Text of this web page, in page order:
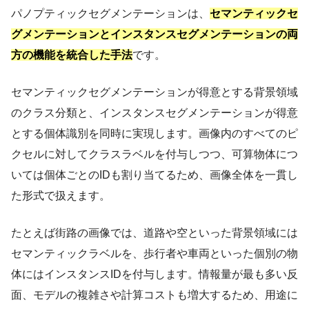
パノプティックセグメンテーションは、 セマンティックセ
グメンテーションとインスタンスセグメンテーションの両
方の機能を統合した手法です。
セマンティックセグメンテーションが得意とする背景領域
のクラス分類と、インスタンスセグメンテーションが得意
とする個体識別を同時に実現します。画像内のすべてのピ
クセルに対してクラスラベルを付与しつつ、可算物体につ
いては個体ごとのIDも割り当てるため、画像全体を一貫し
た形式で扱えます。
たとえば街路の画像では、道路や空といった背景領域には
セマンティックラベルを、歩行者や車両といった個別の物
体にはインスタンスIDを付与します。情報量が最も多い反
面、モデルの複雑さや計算コストも増大するため、用途に